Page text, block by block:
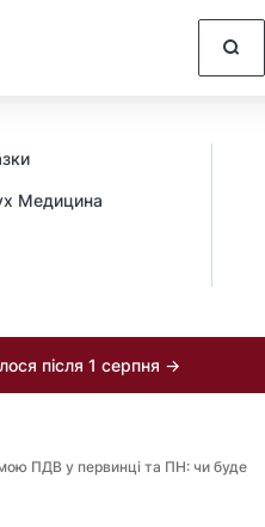
Медицина
після 1 серпня →
ПДВ у первинці та ПН: чи буде